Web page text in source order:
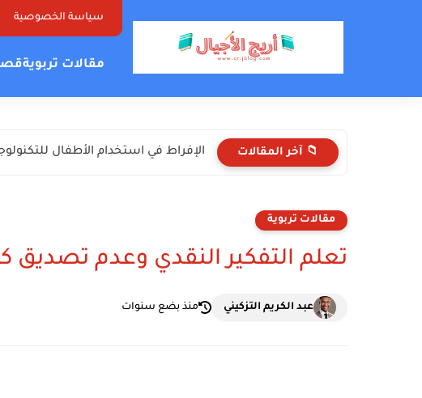
سياسة الخصوصية
مقالات تربوية
📁 آخر المقالات الإفراط في استخدام الأطفال
مقالات تربوية
تعلم التفكير النقدي وعدم تصديق
عبد الكريم التزكيني منذ بضع سنوات